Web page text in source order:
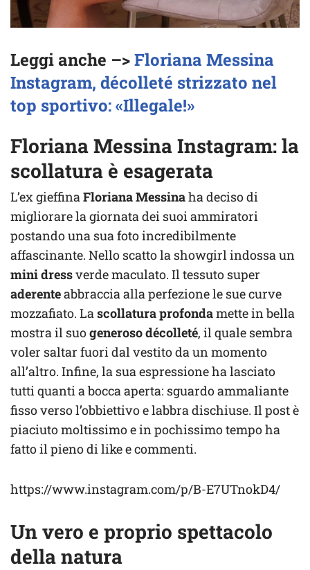
Leggi anche –>Floriana Messina
Instagram, décolleté strizzato nel
top sportivo: «Illegale!»
Floriana Messina Instagram: la
scollatura è esagerata
L’ex gieffina Floriana Messinaha deciso di
migliorare la giornata dei suoi ammiratori
postando una sua foto incredibilmente
affascinante. Nello scatto la showgirl indossa un
mini dressverde maculato. Il tessuto super
aderenteabbraccia alla perfezione le sue curve
mozzafiato. La scollatura profondamette in bella
mostra il suogeneroso décolleté, il quale sembra
voler saltar fuori dal vestito da un momento
all’altro. Infine, la sua espressione ha lasciato
tutti quanti a bocca aperta: sguardo ammaliante
fisso verso l’obbiettivo e labbra dischiuse. Il post è
piaciuto moltissimo e in pochissimo tempo ha
fatto il pieno di like e commenti.
https://www.instagram.com/p/B-E7UTnokD4/
Un vero e proprio spettacolo
della natura